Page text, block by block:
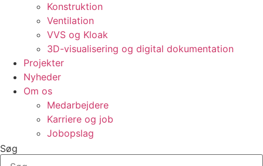
Konstruktion
Ventilation
VVS og Kloak
3D-visualisering og digital dokumentation
Projekter
Nyheder
Om os
Medarbejdere
Karriere og job
Jobopslag
Søg